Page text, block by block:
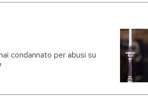
condannato per abusi su